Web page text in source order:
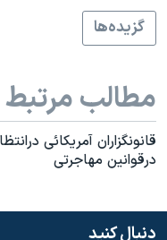
گزيده‌ها
مطالب مرتبط
قانونگزاران آمريکائی
درقوانين مهاجرتی
دنبال کنید